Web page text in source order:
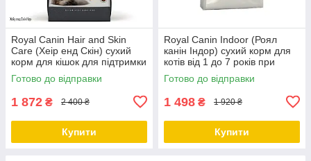
Royal Canin Hair and Skin
Care (Хеір енд Скін) сухий
корм для кішок для підтримки
здоров'я шкіри та шерсті, 4
КГ
Готово до відправки
1 872 ₴ 2 400 ₴
Купити
Royal Canin Indoor (Роял
канін Індор) сухий корм для
котів від 1 до 7 років при
малоактивному способі
життя, 4КГ
Готово до відправки
1 498 ₴ 1 920 ₴
Купити